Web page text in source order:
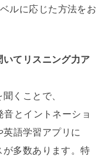
ルに応じた方法をお
いてリスニング力ア
くことで、
音とイントネーショ
語学習アプリに
多数あります。特